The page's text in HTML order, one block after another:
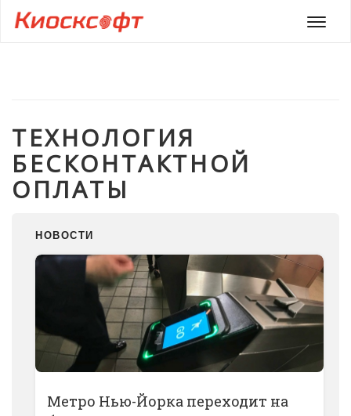
Меню
ТЕХНОЛОГИЯ
БЕСКОНТАКТНОЙ
ОПЛАТЫ
НОВОСТИ
Метро Нью-Йорка переходит на